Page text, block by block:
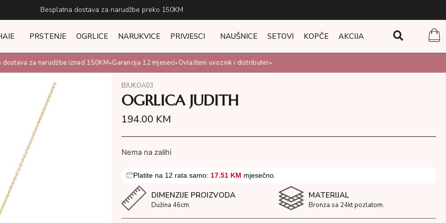
Besplatna dostava za narudžbe preko 150KM
PRSTENJE OGRLICE NARUKVICE PRIVJESCI NAUŠNICE SETOVI KOPČE AKCIJA
za narudžbe iznad 150KM•Garancija 12 mjeseci•Ovlašteni uvoznik i distributer•
BJUKOA03
OGRLICA JUDITH
194.00 KM
Nema na zalihi
Platite na 12 rata samo: 17.51 KM mjesečno.
DIMENZIJE PROIZVODA
Dužina 46cm.
MATERIJAL
Bronza sa 24kt pozlatom.